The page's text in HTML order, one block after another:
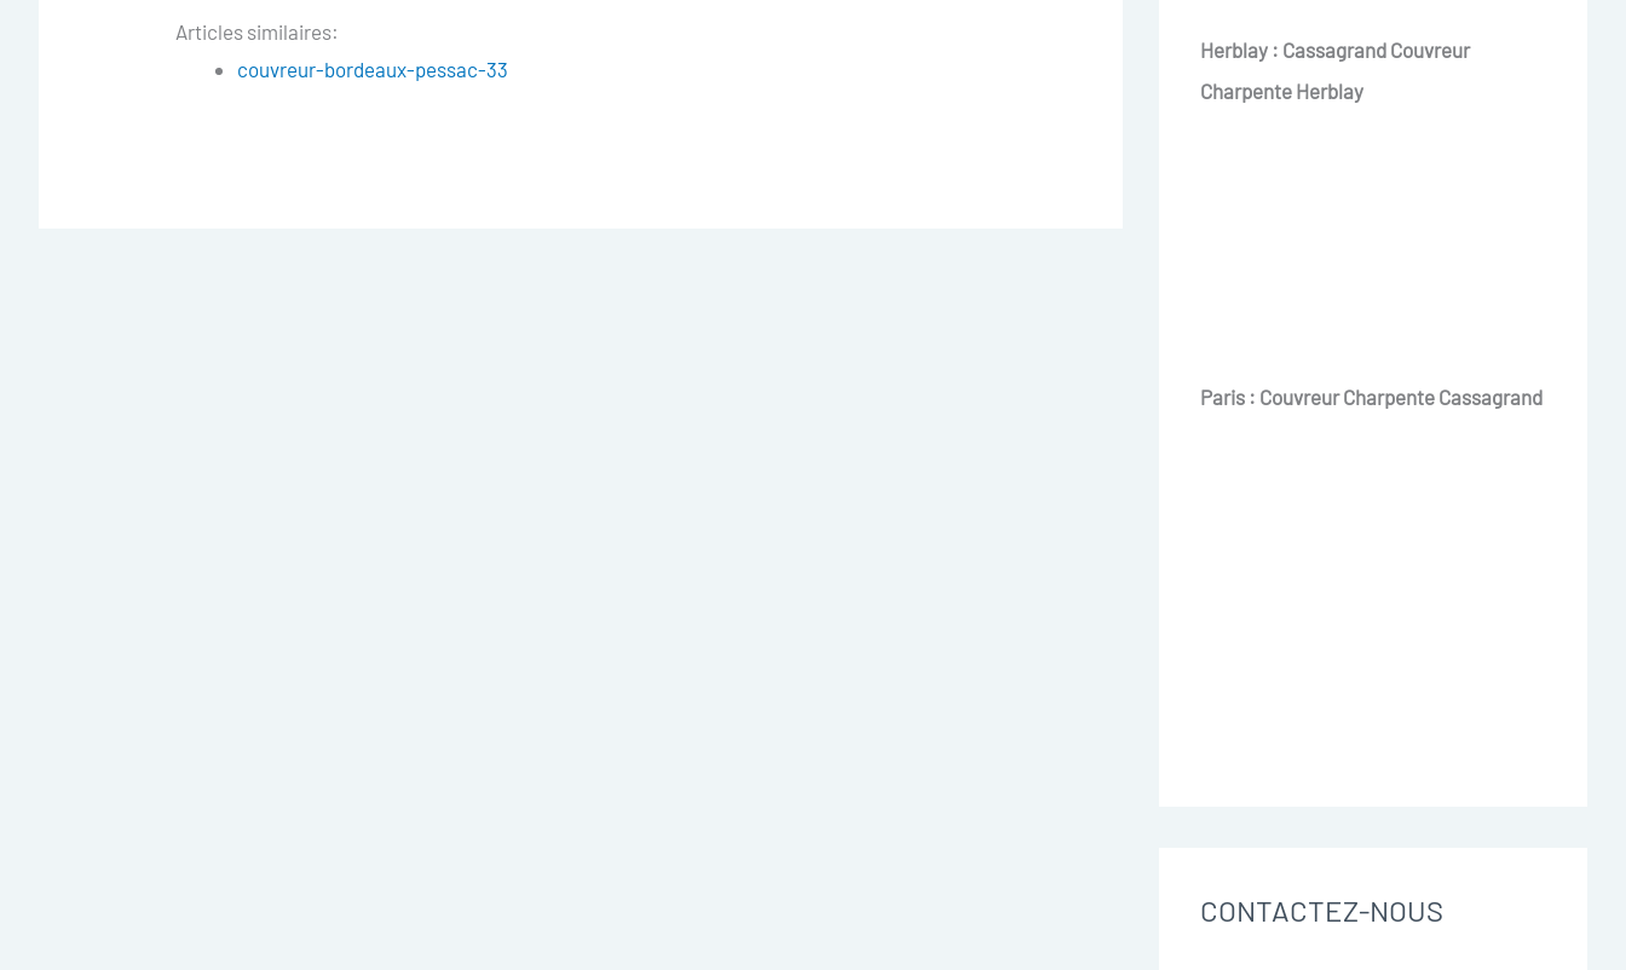
Articles similaires:
couvreur-bordeaux-pessac-33
Herblay : Cassagrand Couvreur
Charpente Herblay
Paris : Couvreur Charpente Cassagrand
CONTACTEZ-NOUS